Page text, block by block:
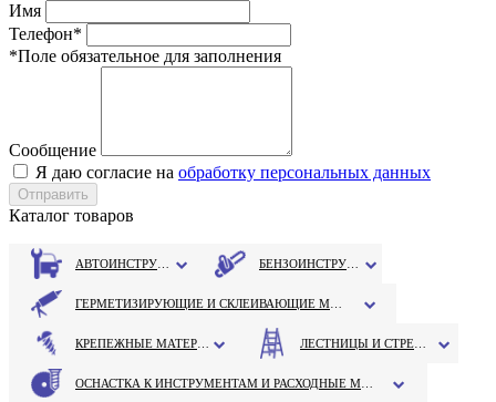
Имя
Телефон*
*Поле обязательное для заполнения
Сообщение
Я даю согласие на обработку персональных данных
Каталог товаров